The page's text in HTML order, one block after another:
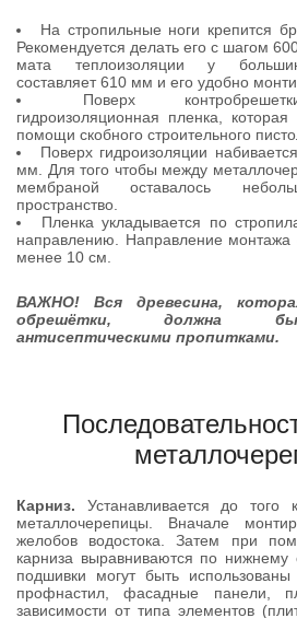
На стропильные ноги крепится
Рекомендуется делать его с шагом
мата теплоизоляции у
составляет 610 мм и его удобно
Поверх
гидроизоляционная пленка,
помощи скобного строительного
Поверх гидроизоляции
мм. Для того чтобы между
мембраной оставалось
пространство.
Пленка укладывается по
направлению. Направление монтажа
менее 10 см.
ВАЖНО! Вся древесина,
обрешётки, должна
антисептическими пропитками.
Карниз. Устанавливается до того
металлочерепицы. Вначале
желобов водостока. Затем при
карниза выравниваются по нижнему
подшивки могут быть
профнастил, фасадные панели,
зависимости от типа элементов